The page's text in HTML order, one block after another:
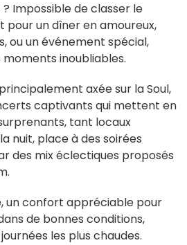
Impossible de classer le
pour un dîner en amoureux,
ou un événement spécial,
moments inoubliables.
axée sur la Soul,
captivants qui mettent en
tant locaux
nuit, place à des soirées
des mix éclectiques proposés
, un confort appréciable pour
de bonnes conditions,
les plus chaudes.